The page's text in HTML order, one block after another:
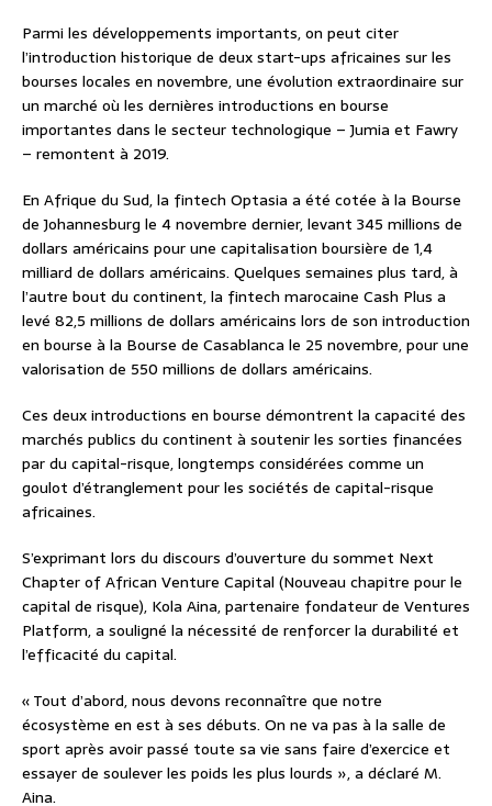
Parmi les développements importants, on peut citer
l’introduction historique de deux start-ups africaines sur les
bourses locales en novembre, une évolution extraordinaire sur
un marché où les dernières introductions en bourse
importantes dans le secteur technologique – Jumia et Fawry
– remontent à 2019.
En Afrique du Sud, la fintech Optasia a été cotée à la Bourse
de Johannesburg le 4 novembre dernier, levant 345 millions de
dollars américains pour une capitalisation boursière de 1,4
milliard de dollars américains. Quelques semaines plus tard, à
l’autre bout du continent, la fintech marocaine Cash Plus a
levé 82,5 millions de dollars américains lors de son introduction
en bourse à la Bourse de Casablanca le 25 novembre, pour une
valorisation de 550 millions de dollars américains.
Ces deux introductions en bourse démontrent la capacité des
marchés publics du continent à soutenir les sorties financées
par du capital-risque, longtemps considérées comme un
goulot d’étranglement pour les sociétés de capital-risque
africaines.
S’exprimant lors du discours d’ouverture du sommet Next
Chapter of African Venture Capital (Nouveau chapitre pour le
capital de risque), Kola Aina, partenaire fondateur de Ventures
Platform, a souligné la nécessité de renforcer la durabilité et
l’efficacité du capital.
« Tout d’abord, nous devons reconnaître que notre
écosystème en est à ses débuts. On ne va pas à la salle de
sport après avoir passé toute sa vie sans faire d’exercice et
essayer de soulever les poids les plus lourds », a déclaré M.
Aina.